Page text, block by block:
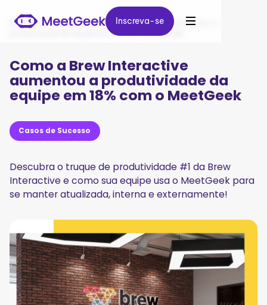
Inscreva-se
Inscreva-se
MeetGeek / Blog / Como a Brew Interactive aumentou a
produtividade da equipe em 18% com o MeetGeek
Como a Brew Interactive
aumentou a produtividade da
equipe em 18% com o MeetGeek
Casos de Sucesso
Descubra o truque de produtividade #1 da Brew
Interactive e como sua equipe usa o MeetGeek para
se manter atualizada, interna e externamente!